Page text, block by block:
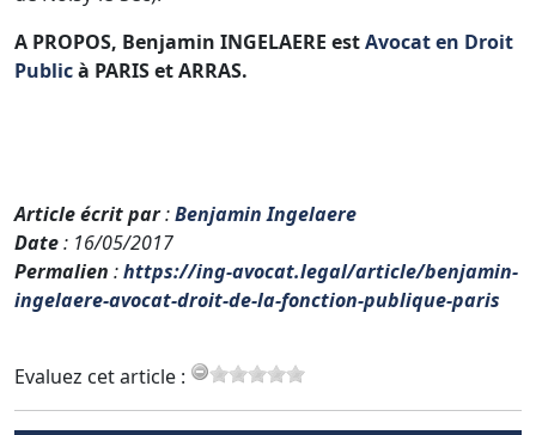
A PROPOS, Benjamin INGELAERE estAvocat en Droit
Publicà PARIS et ARRAS.
Article écrit par:Benjamin Ingelaere
Date: 16/05/2017
Permalien :https://ing-avocat.legal/article/benjamin-
ingelaere-avocat-droit-de-la-fonction-publique-paris
Evaluez cet article :